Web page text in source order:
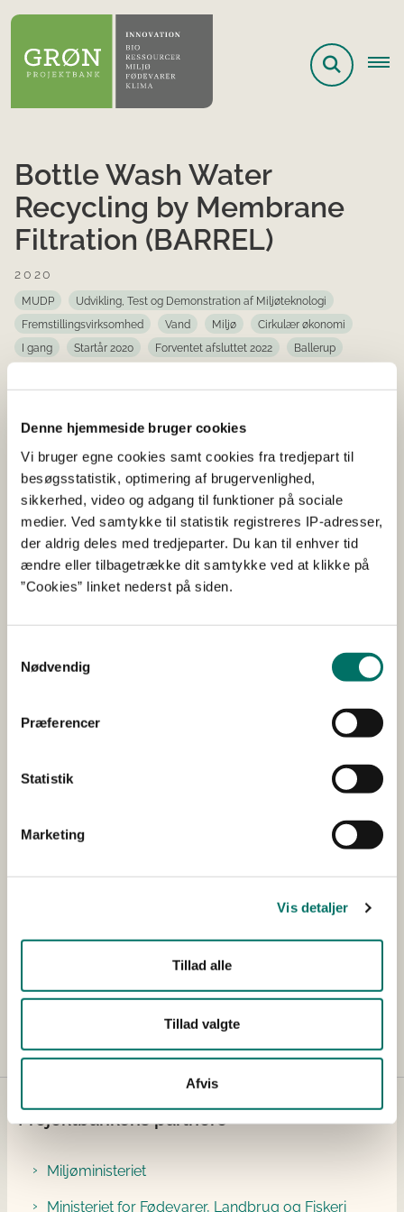
Denne hjemmeside bruger cookies
Vi bruger egne cookies samt cookies fra tredjepart til
besøgsstatistik, optimering af brugervenlighed,
sikkerhed, video og adgang til funktioner på sociale
medier. Ved samtykke til statistik registreres IP-adresser,
der aldrig deles med tredjeparter. Du kan til enhver tid
ændre eller tilbagetrække dit samtykke ved at klikke på
”Cookies” linket nederst på siden.
Nødvendig
Præferencer
Statistik
Marketing
Vis detaljer
Tillad alle
Tillad valgte
Afvis
Bottle Wash Water
Recycling by Membrane
Filtration (BARREL)
2020
MUDP
Udvikling, Test og Demonstration af Miljøteknologi
Fremstillingsvirksomhed
Vand Miljø
Cirkulær økonomi
I gang
Startår 2020 Forventet afsluttet 2022 Ballerup
En af de største vandforbrugende processer
i bryggerier er vask af genanvendte
glasflasker, der typisk integrerer alle
vasketrin fra primær vask, over vask i alkalisk
vand til slutskylning i blødt vand.
For hver liter øl forbruges ca. 0,5 liter vand til dette.
Carlsberg har forpligtet sig til globalt at reducere
vandforbruget med 50 % inden 2030. Projekt BARREL vil
af vand fra flaskevaskere og dermed være et væsentligt
vandressourcer til andre formål, hvor Carlsbergs
Udfører/hovedansøger LiqTech International A/S
Øvrige
DKK 2.192.360,00
Projektbankens partnere
Miljøministeriet
Ministeriet for Fødevarer, Landbrug og Fiskeri